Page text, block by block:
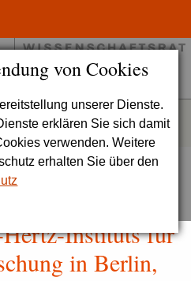
von Cookies
unserer Dienste.
erklären Sie sich damit
verwenden. Weitere
erhalten Sie über den
des Neubaus
Instituts für
in Berlin,